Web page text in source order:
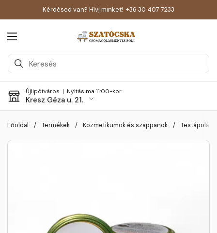
Kérdésed van? Hívj minket! +36 30 407 7233
Menü megnyitása
Újlipótváros | Nyitás ma 11:00-kor
Kresz Géza u. 21.
Főoldal / Termékek / Kozmetikumok és szappanok / Testápolás